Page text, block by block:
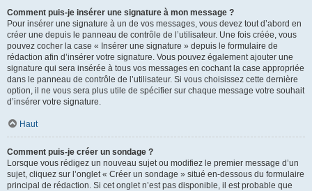
Comment puis-je insérer une signature à mon message ?
Pour insérer une signature à un de vos messages, vous devez tout d’abord en
créer une depuis le panneau de contrôle de l’utilisateur. Une fois créée, vous
pouvez cocher la case « Insérer une signature » depuis le formulaire de
rédaction afin d’insérer votre signature. Vous pouvez également ajouter une
signature qui sera insérée à tous vos messages en cochant la case appropriée
dans le panneau de contrôle de l’utilisateur. Si vous choisissez cette dernière
option, il ne vous sera plus utile de spécifier sur chaque message votre souhait
d’insérer votre signature.
Haut
Comment puis-je créer un sondage ?
Lorsque vous rédigez un nouveau sujet ou modifiez le premier message d’un
sujet, cliquez sur l’onglet « Créer un sondage » situé en-dessous du formulaire
principal de rédaction. Si cet onglet n’est pas disponible, il est probable que